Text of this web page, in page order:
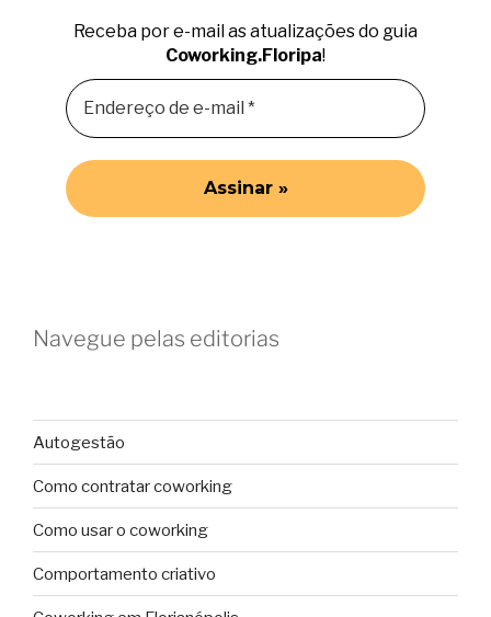
Receba por e-mail as atualizações do guia
Coworking.Floripa!
Navegue pelas editorias
Autogestão
Como contratar coworking
Como usar o coworking
Comportamento criativo